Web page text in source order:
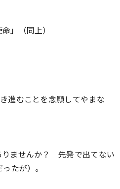
」（同上）
進むことを念願してやまな
りませんか？ 先発で出てない
たが）。